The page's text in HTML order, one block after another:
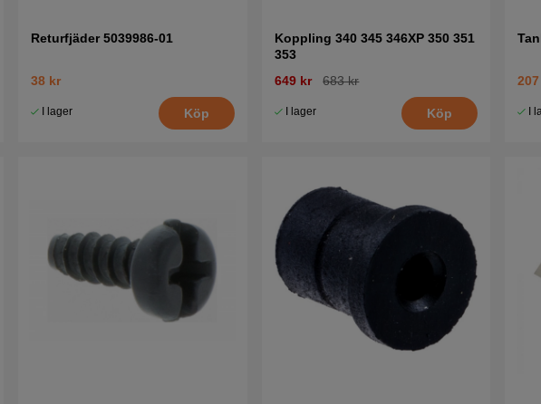
Returfjäder 5039986-01
38 kr
I lager Köp
Koppling 340 345 346XP 350 351
353
649 kr
683 kr
I lager Köp I